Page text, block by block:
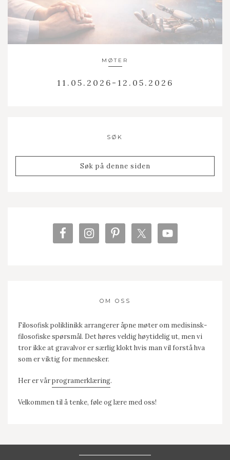
MØTER
11.05.2026-12.05.2026
SØK
OM OSS
Filosofisk poliklinikk arrangerer åpne møter om medisinsk-
filosofiske spørsmål. Det høres veldig høytidelig ut, men vi
tror ikke at gravalvor er særlig klokt hvis man vil forstå hva
som er viktig for mennesker.
Her er vårprogramerklæring.
Velkommen til å tenke, føle og lære med oss!